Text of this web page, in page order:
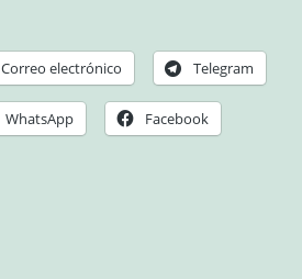
Correo electrónico Telegram
WhatsApp Facebook